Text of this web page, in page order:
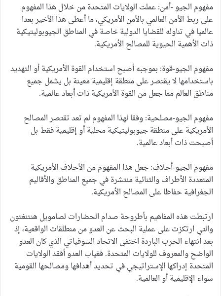
مفهوم الجيو -أمن: عملت الولايات المتحدة من خلال هذا المفهوم
على ربط الأمن العالمي بالأمن الأمريكي، ما أعطى هذا الأخير بعدا
عالميا في تناوله للقضايا الدولية خاصة في المناطق الجيوبوليتيكية
ذات الأهمية الحيوية للمصالح الأمريكية.
مفهوم الجيو-قوة: بموجبه أصبح استخدام القوة الأمريكية أو التهديد
باستخدامها لا يقتصر على منطقة إقليمية معينة بل يشمل جميع
مناطق العالم مما جعل من القوة الأمريكية ذات أبعاد عالمية.
مفهوم الجيو-مصلحية: وفقا لهذا المفهوم لم تعد تقتصر المصالح
الأمريكية على منطقة جيوبوليتيكية محلية أو إقليمية فقط بل
أصبحت ذات أبعاد عالمية.
مفهوم الجيو-أحلاف: جعل هذا المفهوم من الأحلاف الأمريكية
المتعددة الأطراف والثنائية منتشرة في جميع المناطق والأقاليم
الجغرافية حفاظا على المصالح الأمريكية.
ارتبطت هذه المفاهيم بأطروحة صدام الحضارات لصامويل هنتنغتون
والتي ارتكزت على عملية البحث عن العدو من منطلقات الواقعية، إذ
بعد انتهاء الحرب الباردة اختفى الاتحاد السوفياتي الذي كان العدو
الواضح والمعروف للولايات المتحدة. فغياب العدو أفقد الولايات
المتحدة إدراكها الإستراتيجي في تحديد أهدافها ومصالحها القومية
سواء الإقليمية أو العالمية.